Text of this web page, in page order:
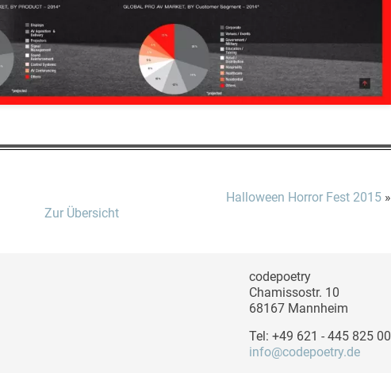
Halloween Horror Fest 2015 »
Zur Übersicht
codepoetry
Chamissostr. 10
68167 Mannheim
Tel: +49 621 - 445 825 00
info@codepoetry.de